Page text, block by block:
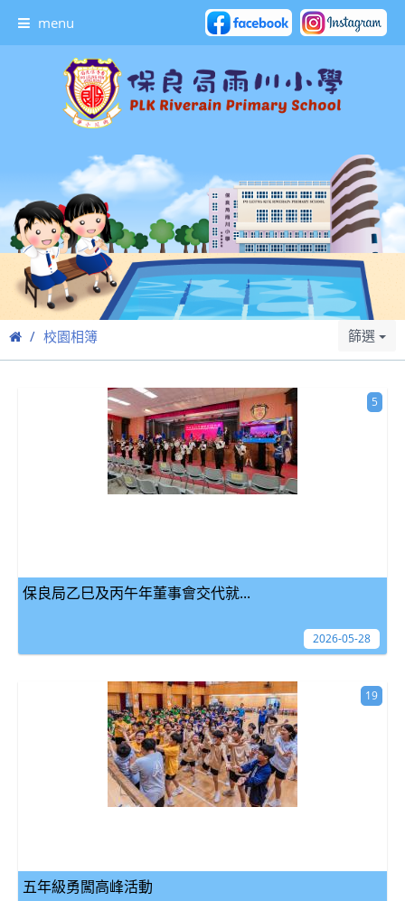
menu
校園相簿 篩選
保良局乙巳及丙午年董事會交代就...
5
2026-05-28
五年級勇闖高峰活動
19